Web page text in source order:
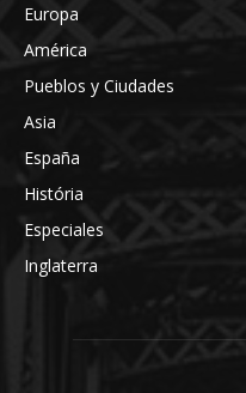
Europa
América
Pueblos y Ciudades
Asia
España
História
Especiales
Inglaterra